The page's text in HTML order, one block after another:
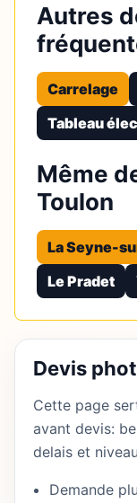
Autres
Carrelage
Tableau
Même
Toulon
La Seyne-
Le Pradet
Devis
Cette page
avant devis:
delais et
Demande